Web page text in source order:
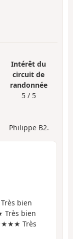
Intérêt du
circuit de
randonnée
5 / 5
Philippe B2.
bien
bien
Très